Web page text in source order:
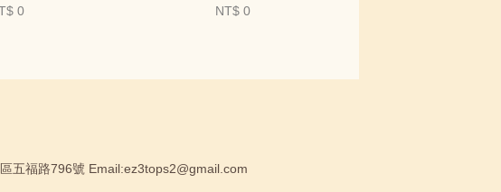
0 NT$ 0
五福路796號 Email:ez3tops2@gmail.com